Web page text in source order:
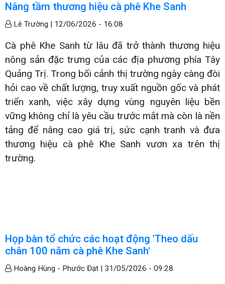
Nâng tầm thương hiệu cà phê Khe Sanh
Lê Trường | 12/06/2026 - 16:08
Cà phê Khe Sanh từ lâu đã trở thành thương hiệu
nông sản đặc trưng của các địa phương phía Tây
Quảng Trị. Trong bối cảnh thị trường ngày càng đòi
hỏi cao về chất lượng, truy xuất nguồn gốc và phát
triển xanh, việc xây dựng vùng nguyên liệu bền
vững không chỉ là yêu cầu trước mắt mà còn là nền
tảng để nâng cao giá trị, sức cạnh tranh và đưa
thương hiệu cà phê Khe Sanh vươn xa trên thị
trường.
Họp bàn tổ chức các hoạt động 'Theo dấu
chân 100 năm cà phê Khe Sanh'
Hoàng Hùng - Phước Đạt | 31/05/2026 - 09:28